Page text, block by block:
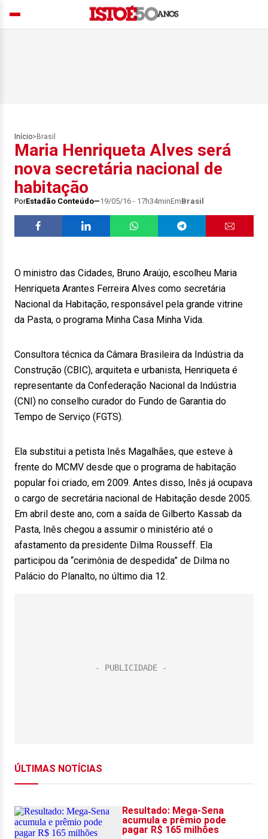
Início> Brasil
Maria Henriqueta Alves será
nova secretária nacional de
habitação
PorEstadão Conteúdo 19/05/16 - 17h34minEmBrasil
O ministro das Cidades, Bruno Araújo, escolheu Maria
Henriqueta Arantes Ferreira Alves como secretária
Nacional da Habitação, responsável pela grande vitrine
da Pasta, o programa Minha Casa Minha Vida.
Consultora técnica da Câmara Brasileira da Indústria da
Construção (CBIC), arquiteta e urbanista, Henriqueta é
representante da Confederação Nacional da Indústria
(CNI) no conselho curador do Fundo de Garantia do
Tempo de Serviço (FGTS).
Ela substitui a petista Inês Magalhães, que esteve à
frente do MCMV desde que o programa de habitação
popular foi criado, em 2009. Antes disso, Inês já ocupava
o cargo de secretária nacional de Habitação desde 2005.
Em abril deste ano, com a saída de Gilberto Kassab da
Pasta, Inês chegou a assumir o ministério até o
afastamento da presidente Dilma Rousseff. Ela
participou da “cerimônia de despedida” de Dilma no
Palácio do Planalto, no último dia 12.